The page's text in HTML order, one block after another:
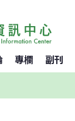
專欄 副刊